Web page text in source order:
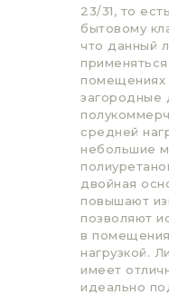
23/31, то
бытовому
что данный
помещениях
загородные
средней
небольшие
двойная
повышают
позволяют
в
нагрузкой.
имеет
идеально